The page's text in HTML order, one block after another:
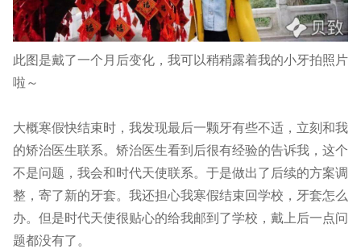
此图是戴了一个月后变化，我可以稍稍露着我的小牙拍照片
啦～
大概寒假快结束时，我发现最后一颗牙有些不适，立刻和我
的矫治医生联系。矫治医生看到后很有经验的告诉我，这个
不是问题，我会和时代天使联系。于是做出了后续的方案调
整，寄了新的牙套。我还担心我寒假结束回学校，牙套怎么
办。但是时代天使很贴心的给我邮到了学校，戴上后一点问
题都没有了。